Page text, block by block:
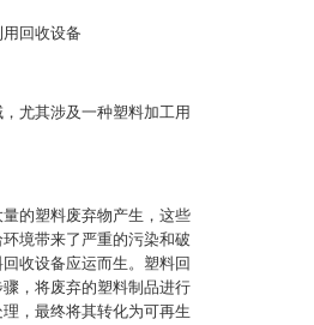
回收设备
尤其涉及一种塑料加工用
的塑料废弃物产生，这些
境带来了严重的污染和破
收设备应运而生。塑料回
，将废弃的塑料制品进行
，最终将其转化为可再生